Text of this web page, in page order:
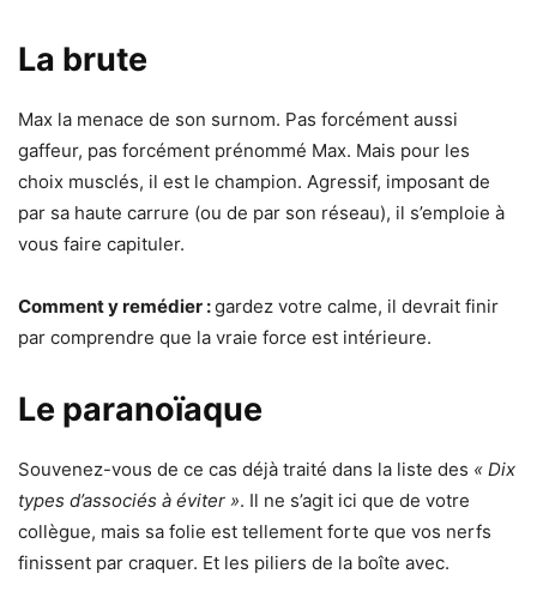
La brute
Max la menace de son surnom. Pas forcément aussi
gaffeur, pas forcément prénommé Max. Mais pour les
choix musclés, il est le champion. Agressif, imposant de
par sa haute carrure (ou de par son réseau), il s’emploie à
vous faire capituler.
Comment y remédier :gardez votre calme, il devrait finir
par comprendre que la vraie force est intérieure.
Le paranoïaque
Souvenez-vous de ce cas déjà traité dans la liste des « Dix
types d’associés à éviter ». Il ne s’agit ici que de votre
collègue, mais sa folie est tellement forte que vos nerfs
finissent par craquer. Et les piliers de la boîte avec.